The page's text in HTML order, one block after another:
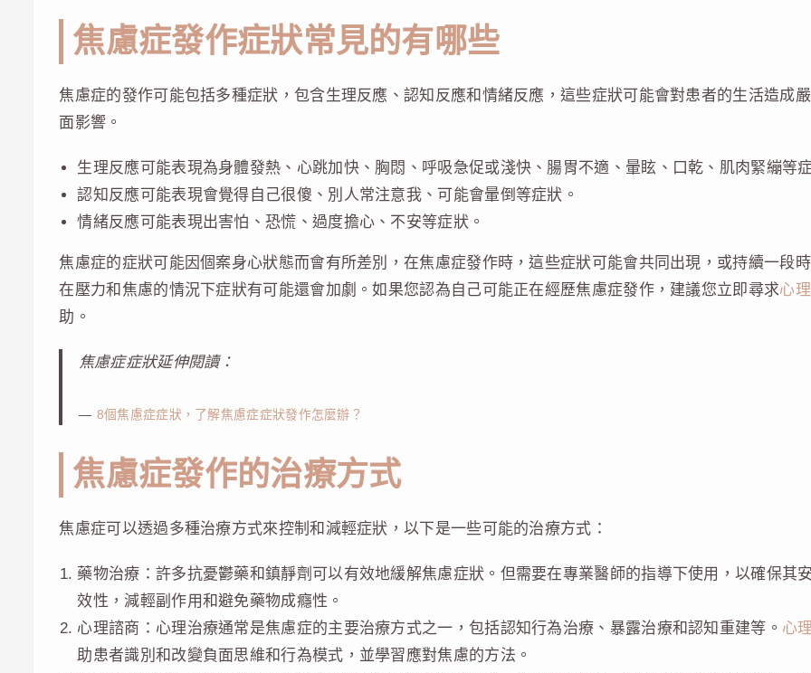
焦慮症發作症狀常見的有哪些
焦慮症的發作可能包括多種症狀，包含生理反應、認知反應和情緒反應，這些症狀可能會對患者的生活造成
面影響。
生理反應可能表現為身體發熱、心跳加快、胸悶、呼吸急促或淺快、腸胃不適、暈眩、口乾、肌肉緊繃等
認知反應可能表現會覺得自己很傻、別人常注意我、可能會暈倒等症狀。
情緒反應可能表現出害怕、恐慌、過度擔心、不安等症狀。
焦慮症的症狀可能因個案身心狀態而會有所差別，在焦慮症發作時，這些症狀可能會共同出現，或持續一段
在壓力和焦慮的情況下症狀有可能還會加劇。如果您認為自己可能正在經歷焦慮症發作，建議您立即尋求心
助。
焦慮症症狀延伸閱讀：
8個焦慮症症狀，了解焦慮症症狀發作怎麼辦？
焦慮症發作的治療方式
焦慮症可以透過多種治療方式來控制和減輕症狀，以下是一些可能的治療方式：
藥物治療：許多抗憂鬱藥和鎮靜劑可以有效地緩解焦慮症狀。但需要在專業醫師的指導下使用，以確保其
效性，減輕副作用和避免藥物成癮性。
心理諮商：心理治療通常是焦慮症的主要治療方式之一，包括認知行為治療、暴露治療和認知重建等。 心
助患者識別和改變負面思維和行為模式，並學習應對焦慮的方法。